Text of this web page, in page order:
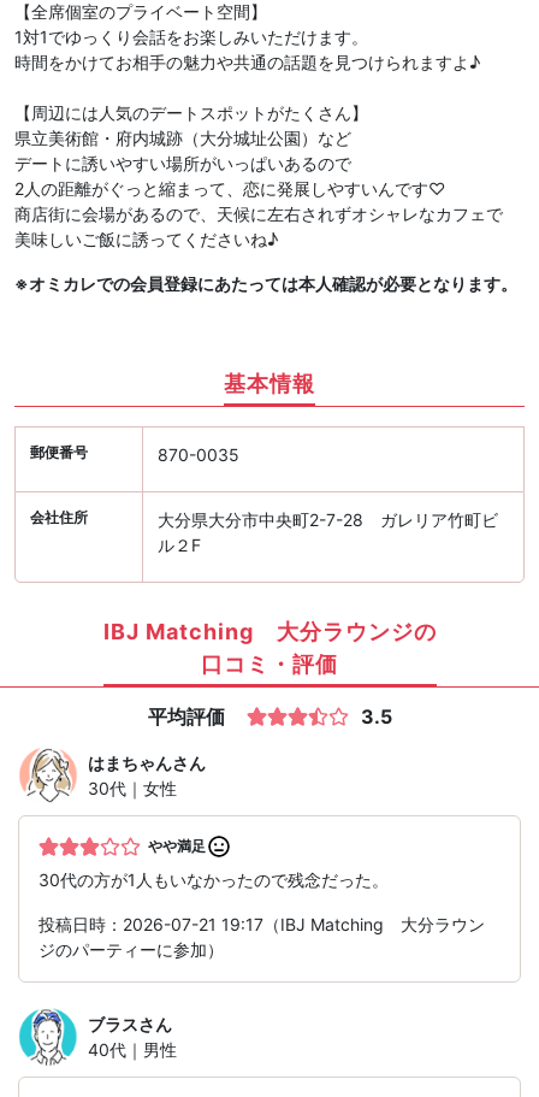
【全席個室のプライベート空間】
1対1でゆっくり会話をお楽しみいただけます。
時間をかけてお相手の魅力や共通の話題を見つけられますよ♪
【周辺には人気のデートスポットがたくさん】
県立美術館・府内城跡（大分城址公園）など
デートに誘いやすい場所がいっぱいあるので
2人の距離がぐっと縮まって、恋に発展しやすいんです♡
商店街に会場があるので、天候に左右されずオシャレなカフェで
美味しいご飯に誘ってくださいね♪
※オミカレでの会員登録にあたっては本人確認が必要となります。
基本情報
郵便番号 870-0035
会社住所
大分県大分市中央町2-7-28 ガレリア竹町ビ
ル２F
IBJ Matching 大分ラウンジの
口コミ・評価
平均評価 3.5
はまちゃんさん
30代｜女性
やや満足
30代の方が1人もいなかったので残念だった。
投稿日時：2026-07-21 19:17（IBJ Matching 大分ラウン
ジのパーティーに参加）
ブラスさん
40代｜男性